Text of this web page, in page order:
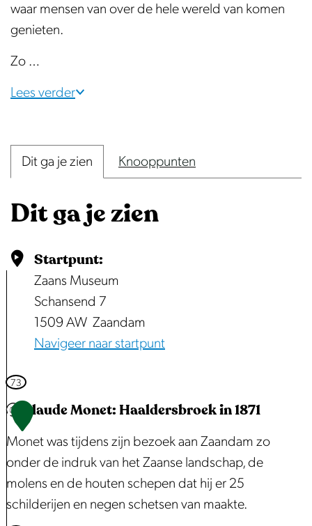
waar mensen van over de hele wereld van komen
genieten.
Zo …
Lees verder
Dit ga je zien Knooppunten
Dit ga je zien
Startpunt:
Zaans Museum
Schansend 7
1509 AW Zaandam
Navigeer naar startpunt
73
1 Claude Monet: Haaldersbroek in 1871
Monet was tijdens zijn bezoek aan Zaandam zo
onder de indruk van het Zaanse landschap, de
molens en de houten schepen dat hij er 25
schilderijen en negen schetsen van maakte.